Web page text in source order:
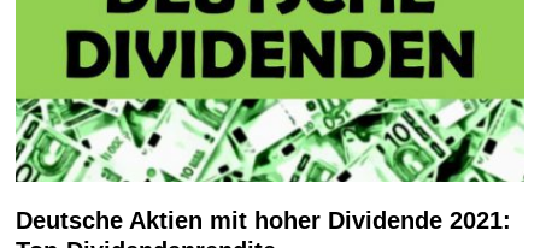
Deutsche Aktien mit hoher Dividende 2021: